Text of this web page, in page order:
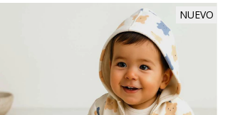
NUEVO